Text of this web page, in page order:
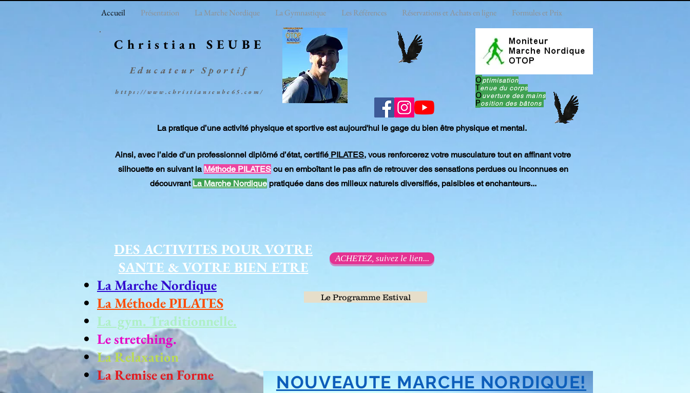
Accueil Présentation La Marche Nordique La Gymnastique Les Références Réservations et Achats en ligne Formules et Prix
Christian SEUBE
Educateur Sportif
https://www.christianseube65.com/
Optimisation
Tenue du corps
Ouverture des mains
Position des bâtons
La pratique d’une activité physique et sportive est aujourd'hui le gage du bien être physique et mental.
Ainsi, avec l’aide d’un professionnel diplômé d’état, certifié PILATES, vous renforcerez votre musculature tout en affinant votre
silhouette en suivant la Méthode PILATESou en emboîtant le pas afin de retrouver des sensations perdues ou inconnues en
découvrant La Marche Nordiquepratiquée dans des milieux naturels diversifiés, paisibles et enchanteurs...
DES ACTIVITES POUR VOTRE
SANTE & VOTRE BIEN ETRE
La Marche Nordique
La Méthode PILATES
La gym. Traditionnelle.
Le stretching.
La Relaxation
La Remise en Forme
ACHETEZ, suivez le lien...
NOUVEAUTE MARCHE NORDIQUE!
Le Programme Estival